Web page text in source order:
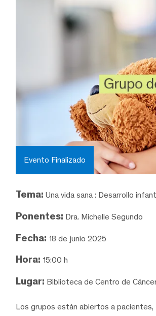
Evento Finalizado
Tema: Una vida sana : Desarrollo
Ponentes: Dra. Michelle Segundo
Fecha: 18 de junio 2025
Hora: 15:00 h
Lugar: Biblioteca de Centro de
Los grupos están abiertos a